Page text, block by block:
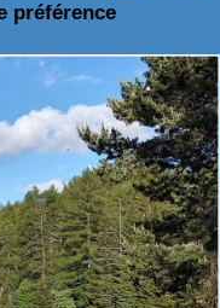
préférence